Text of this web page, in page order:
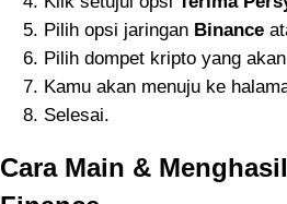
Pilih opsi jaringan Binance
Pilih dompet kripto yang
Kamu akan menuju ke
Selesai.
Cara Main &